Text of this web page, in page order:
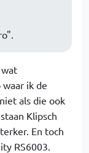
ik de
als die ook
Klipsch
En toch
RS6003.